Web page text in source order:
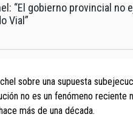
“El gobierno provincial no
Vial”
sobre una supuesta
no es un fenómeno reciente
más de una década.